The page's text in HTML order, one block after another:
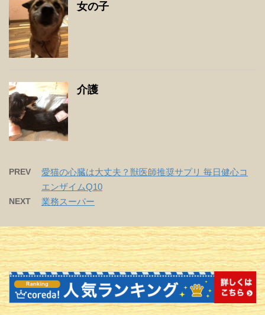
女の子
介護
PREV
愛猫の心臓は大丈夫？獣医師推奨サプリ 毎日健心コ
エンザイムQ10
NEXT 業務スーパー